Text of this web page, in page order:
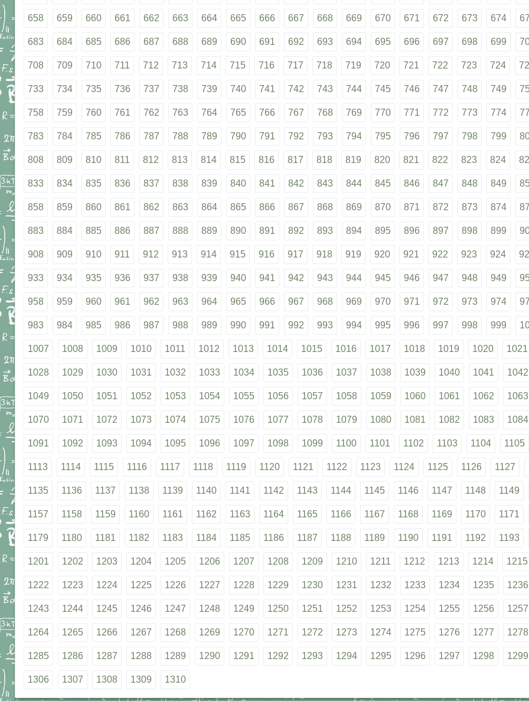
658 659 660 661 662 663 664 665 666 667 668 669 670 671 672 673 674
683 684 685 686 687 688 689 690 691 692 693 694 695 696 697 698 699
708 709 710 711 712 713 714 715 716 717 718 719 720 721 722 723 724
733 734 735 736 737 738 739 740 741 742 743 744 745 746 747 748 749
758 759 760 761 762 763 764 765 766 767 768 769 770 771 772 773 774
783 784 785 786 787 788 789 790 791 792 793 794 795 796 797 798 799
808 809 810 811 812 813 814 815 816 817 818 819 820 821 822 823 824
833 834 835 836 837 838 839 840 841 842 843 844 845 846 847 848 849
858 859 860 861 862 863 864 865 866 867 868 869 870 871 872 873 874
883 884 885 886 887 888 889 890 891 892 893 894 895 896 897 898 899
908 909 910 911 912 913 914 915 916 917 918 919 920 921 922 923 924
933 934 935 936 937 938 939 940 941 942 943 944 945 946 947 948 949
958 959 960 961 962 963 964 965 966 967 968 969 970 971 972 973 974
983 984 985 986 987 988 989 990 991 992 993 994 995 996 997 998 999
1007 1008 1009 1010 1011 1012 1013 1014 1015 1016 1017 1018 1019 1020 1021
1028 1029 1030 1031 1032 1033 1034 1035 1036 1037 1038 1039 1040 1041 1042
1049 1050 1051 1052 1053 1054 1055 1056 1057 1058 1059 1060 1061 1062 1063
1070 1071 1072 1073 1074 1075 1076 1077 1078 1079 1080 1081 1082 1083 1084
1091 1092 1093 1094 1095 1096 1097 1098 1099 1100 1101 1102 1103 1104 1105
1113 1114 1115 1116 1117 1118 1119 1120 1121 1122 1123 1124 1125 1126 1127
1135 1136 1137 1138 1139 1140 1141 1142 1143 1144 1145 1146 1147 1148 1149
1157 1158 1159 1160 1161 1162 1163 1164 1165 1166 1167 1168 1169 1170 1171
1179 1180 1181 1182 1183 1184 1185 1186 1187 1188 1189 1190 1191 1192 1193
1201 1202 1203 1204 1205 1206 1207 1208 1209 1210 1211 1212 1213 1214 1215
1222 1223 1224 1225 1226 1227 1228 1229 1230 1231 1232 1233 1234 1235 1236
1243 1244 1245 1246 1247 1248 1249 1250 1251 1252 1253 1254 1255 1256 1257
1264 1265 1266 1267 1268 1269 1270 1271 1272 1273 1274 1275 1276 1277 1278
1285 1286 1287 1288 1289 1290 1291 1292 1293 1294 1295 1296 1297 1298 1299
1306 1307 1308 1309 1310